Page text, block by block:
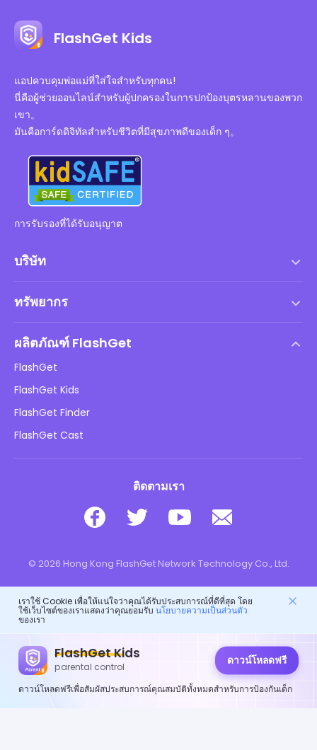
FlashGet Kids
parental control ดาวน์โหลดฟรี
ดาวน์โหลดฟรีเพื่อสัมผัสประสบการณ์คุณสมบัติทั้งหมดสำหรับการป้องกันเด็ก
FlashGet Kids
แอปควบคุมพ่อแม่ที่ใส่ใจสำหรับทุกคน!
นี่คือผู้ช่วยออนไลน์สำหรับผู้ปกครองในการปกป้องบุตรหลานของพวก
เขา。
มันคือการ์ดดิจิทัลสำหรับชีวิตที่มีสุขภาพดีของเด็ก ๆ。
การรับรองที่ได้รับอนุญาต
บริษัท
นโยบาย DMCA
นโยบายความเป็นส่วนตัว
นโยบายการโฆษณา
อย่าขายข้อมูลของฉัน
ทรัพยากร
ความปลอดภัยของเด็กออนไลน์
ดาวน์โหลด
ผลิตภัณฑ์ FlashGet
FlashGet
FlashGet Kids
FlashGet Finder
FlashGet Cast
ติดตามเรา
© 2026 Hong Kong FlashGet Network Technology Co., Ltd.
เราใช้ Cookie เพื่อให้แน่ใจว่าคุณได้รับประสบการณ์ที่ดีที่สุด โดย
ใช้เว็บไซต์ของเราแสดงว่าคุณยอมรับ นโยบายความเป็นส่วนตัว
ของเรา